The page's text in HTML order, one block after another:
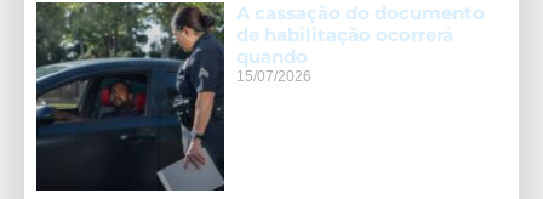
A cassação do documento
de habilitação ocorrerá
quando
15/07/2026